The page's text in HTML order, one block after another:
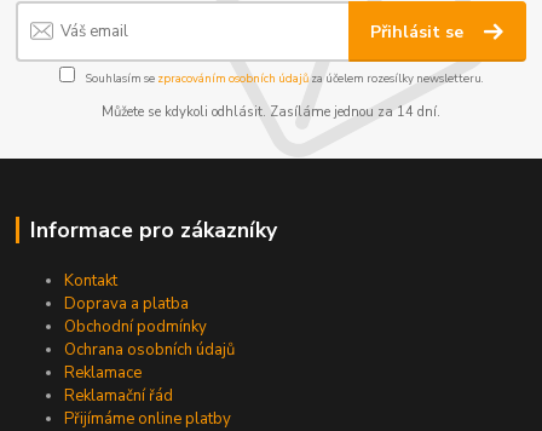
Přihlásit se
Souhlasím se zpracováním osobních údajůza účelem rozesílky newsletteru.
Můžete se kdykoli odhlásit. Zasíláme jednou za 14 dní.
Informace pro zákazníky
Kontakt
Doprava a platba
Obchodní podmínky
Ochrana osobních údajů
Reklamace
Reklamační řád
Přijímáme online platby